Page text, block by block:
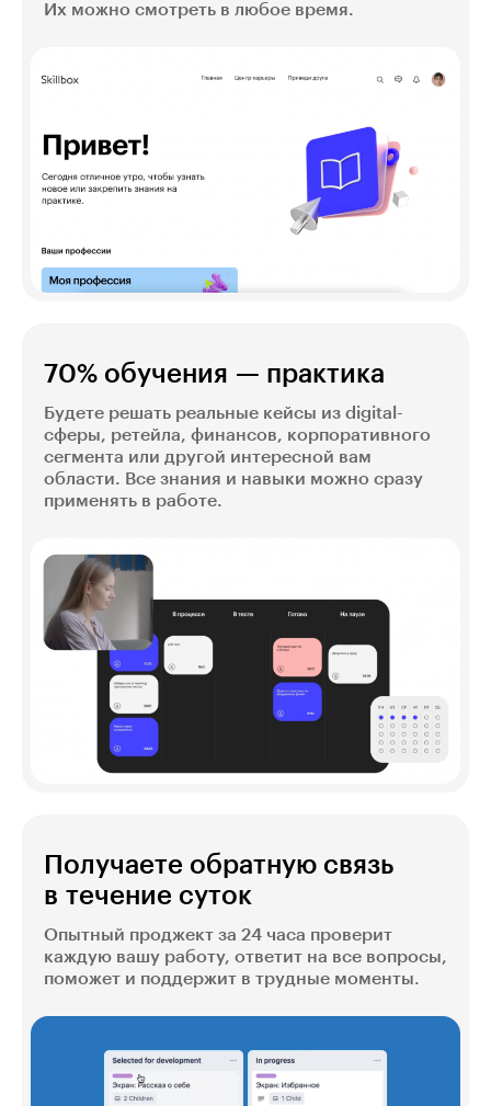
Их можно смотреть в любое время.
70% обучения — практика
Будете решать реальные кейсы из digital-
сферы, ретейла, финансов, корпоративного
сегмента или другой интересной вам
области. Все знания и навыки можно сразу
применять в работе.
Получаете обратную связь
в течение суток
Опытный проджект за 24 часа проверит
каждую вашу работу, ответит на все вопросы,
поможет и поддержит в трудные моменты.